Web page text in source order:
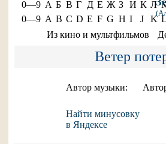
0—9 А Б В Г Д Е Ж З И К Л
0—9 A B C D E F G H I J K
Из кино и мультфильмов
Ветер
Автор музыки:
Найти минусовку
в Яндексе